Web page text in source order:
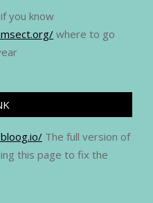
you know
where to go
The full version of
this page to fix the